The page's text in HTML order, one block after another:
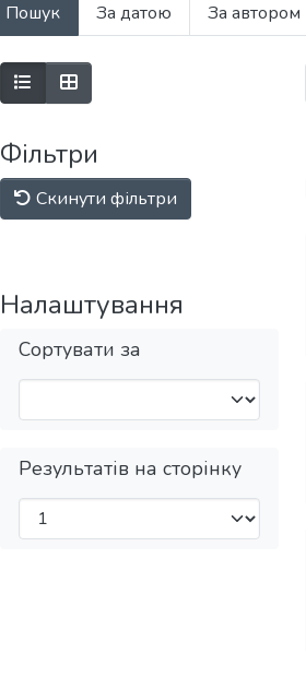
Пошук За датою За автором
Фільтри
Скинути фільтри
Налаштування
Сортувати за
Результатів на сторінку